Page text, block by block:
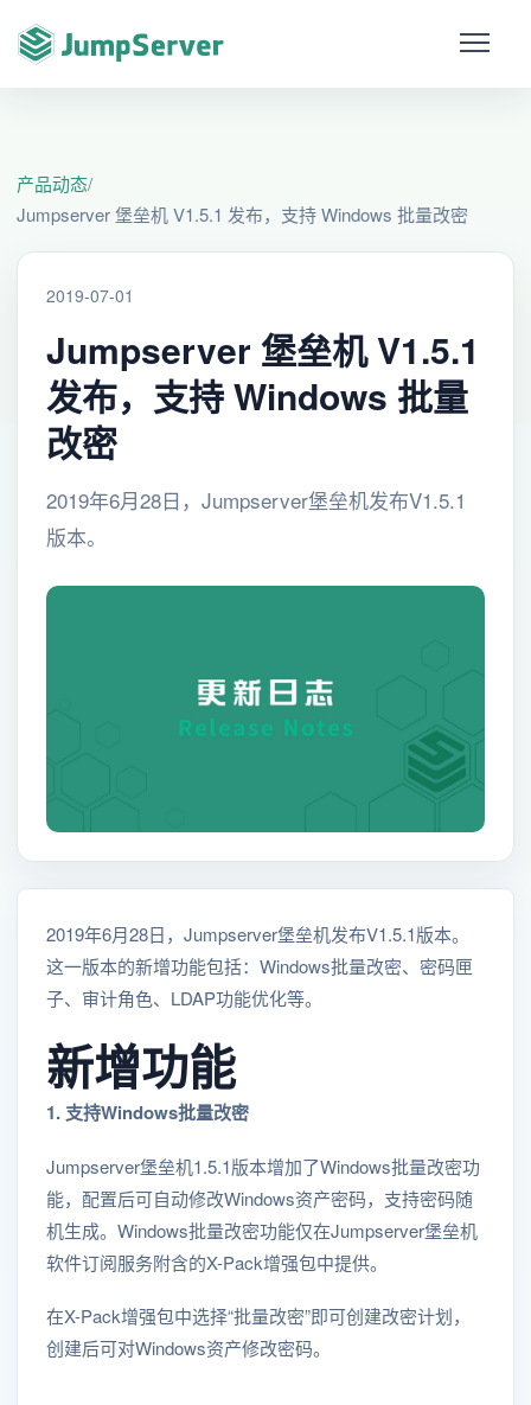
产品动态/
Jumpserver 堡垒机 V1.5.1 发布，支持 Windows 批量改密
2019-07-01
Jumpserver 堡垒机 V1.5.1
发布，支持 Windows 批量
改密
2019年6月28日，Jumpserver堡垒机发布V1.5.1
版本。
2019年6月28日，Jumpserver堡垒机发布V1.5.1版本。
这一版本的新增功能包括：Windows批量改密、密码匣
子、审计角色、LDAP功能优化等。
新增功能
1. 支持Windows批量改密
Jumpserver堡垒机1.5.1版本增加了Windows批量改密功
能，配置后可自动修改Windows资产密码，支持密码随
机生成。Windows批量改密功能仅在Jumpserver堡垒机
软件订阅服务附含的X-Pack增强包中提供。
在X-Pack增强包中选择“批量改密”即可创建改密计划，
创建后可对Windows资产修改密码。